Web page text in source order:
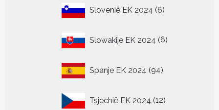
Slovenië EK 2024 66
Slowakije EK 2024 6
producten
Spanje EK 2024 9494
Tsjechië EK 2024 12
producten